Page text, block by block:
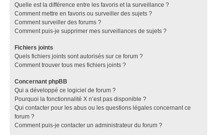
Quelle est la différence entre les favoris et la surveillance ?
Comment mettre en favoris ou surveiller des sujets ?
Comment surveiller des forums ?
Comment puis-je supprimer mes surveillances de sujets ?
Fichiers joints
Quels fichiers joints sont autorisés sur ce forum ?
Comment trouver tous mes fichiers joints ?
Concernant phpBB
Qui a développé ce logiciel de forum ?
Pourquoi la fonctionnalité X n’est pas disponible ?
Qui contacter pour les abus ou les questions légales concernant ce
forum ?
Comment puis-je contacter un administrateur du forum ?